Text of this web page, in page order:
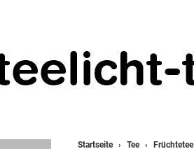
Startseite
Tee Früchtetee